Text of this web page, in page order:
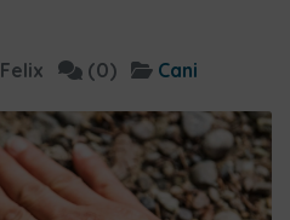
Felix (0) Cani